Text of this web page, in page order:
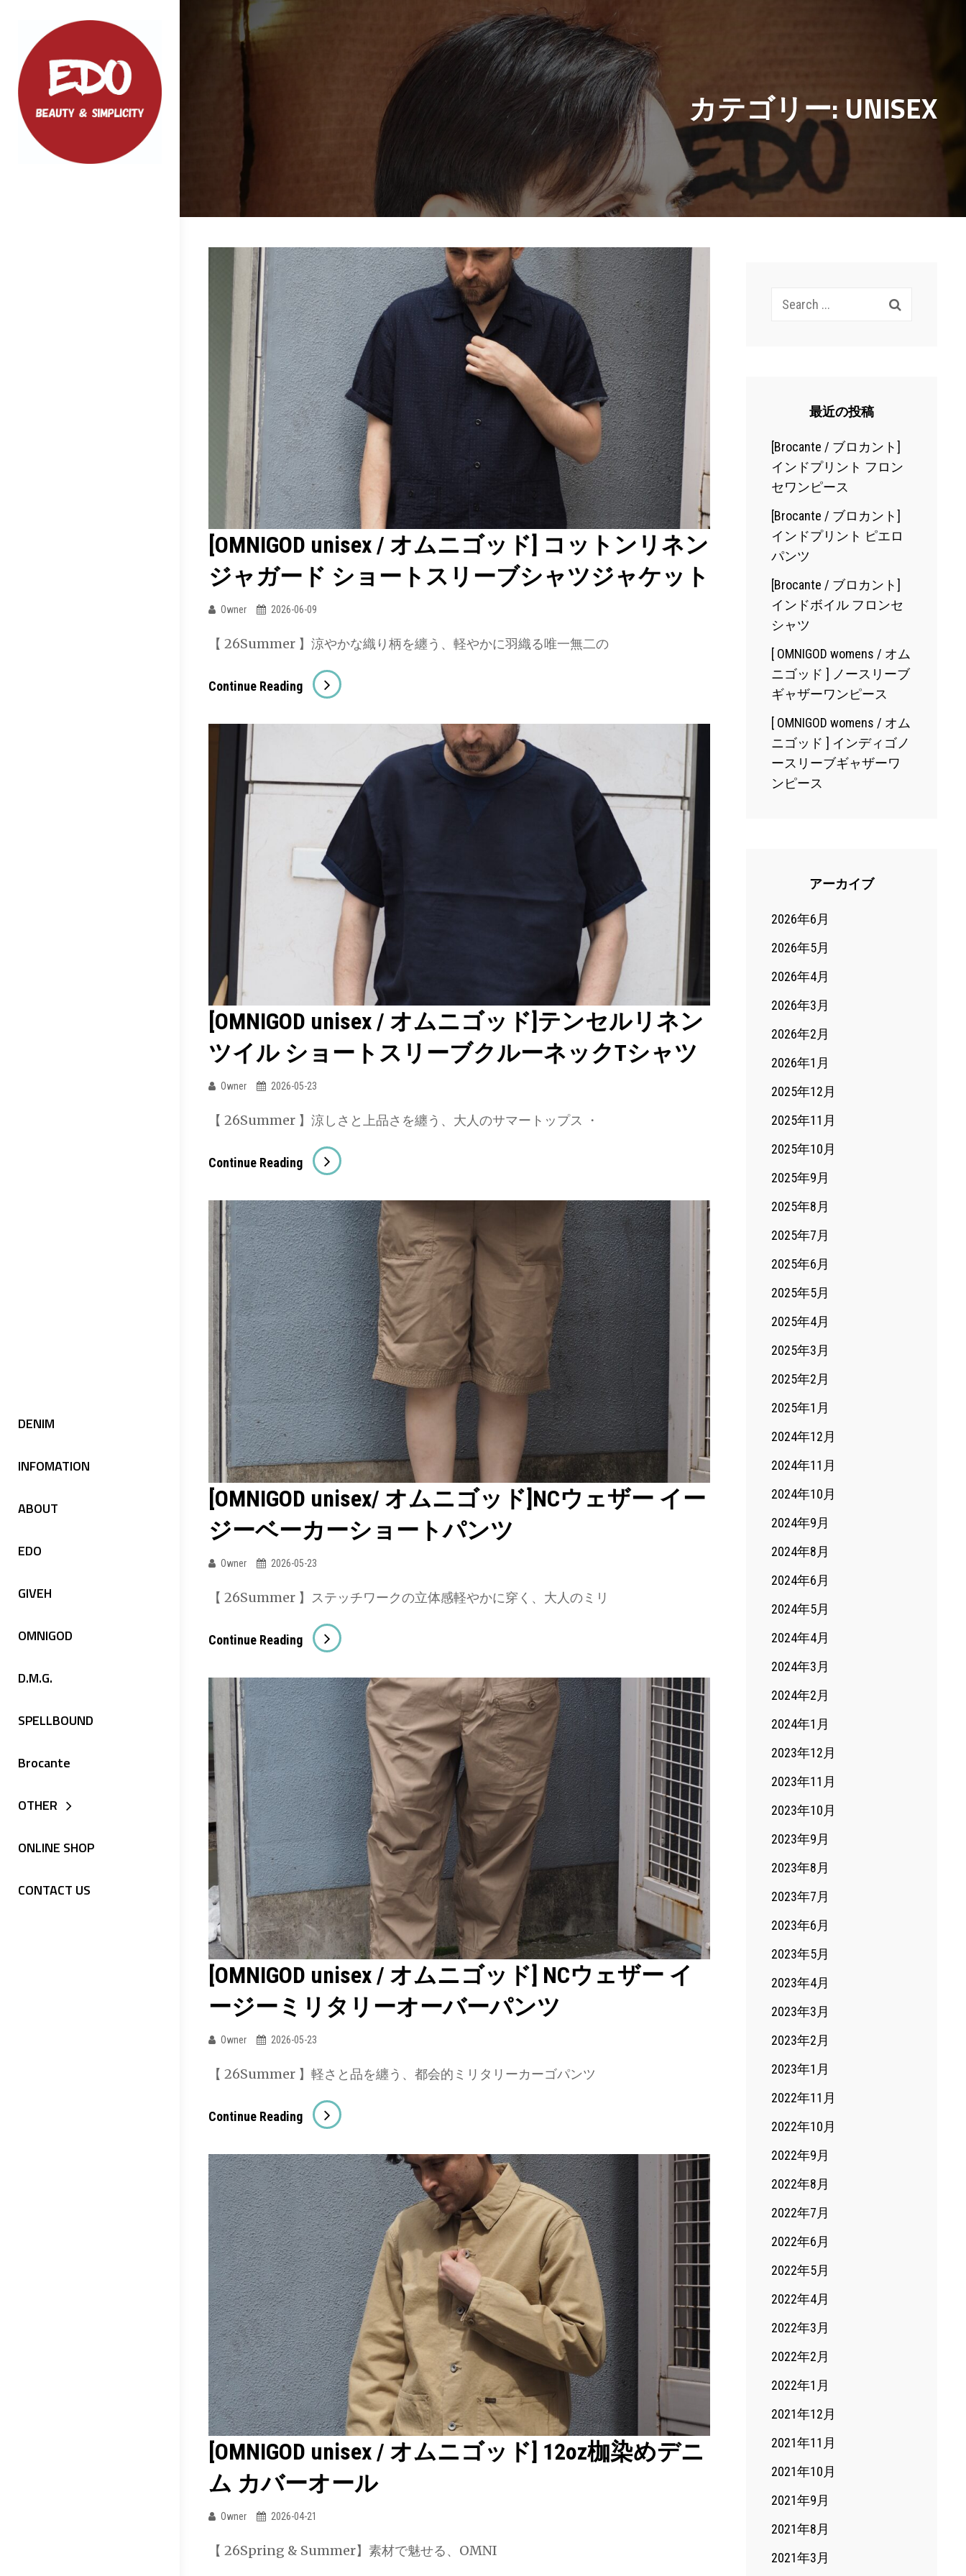
content
DENIM
INFOMATION
ABOUT
EDO
GIVEH
OMNIGOD
D.M.G.
SPELLBOUND
Brocante
OTHER
ONLINE SHOP
CONTACT US
カテゴリー: UNISEX
[OMNIGOD unisex / オムニゴッド] コットンリネン
ジャガード ショートスリーブシャツジャケット
Owner 2026-06-09
【 26Summer 】涼やかな織り柄を纏う、軽やかに羽織る唯一無二の
Continue Reading[OMNIGOD
Unisex
/
ニ
ド]
コ
ン
ジ
ャ
ー
ド
ョ
ト
ス
リ
ー
ブ
シ
ャ
ツ
ジ
ャ
ケ
ッ
ト
[OMNIGOD unisex / オムニゴッド]テンセルリネン
ツイル ショートスリーブクルーネックTシャツ
Owner 2026-05-23
【 26Summer 】涼しさと上品さを纏う、大人のサマートップス ・
Continue Reading[OMNIGOD
Unisex
/
オ
ム
ニ
ゴ
ッ
ド]
テ
ン
セ
ル
リ
ネ
ン
ツ
イ
ル
シ
ョ
ト
リ
ー
ブ
ク
ル
ー
ネ
ッ
ク
T
シ
ャ
ツ
[OMNIGOD unisex/ オムニゴッド]NCウェザー イー
ジーベーカーショートパンツ
Owner 2026-05-23
【 26Summer 】ステッチワークの立体感軽やかに穿く、大人のミリ
Continue Reading [OMNIGOD
Unisex/
オ
ム
ニ
ゴ
ッ
ド]NC
ウ
ェ
ザ
ー
イ
ー
ジ
ー
ベ
ー
カ
ー
シ
ョ
ー
パ
ン
ツ
[OMNIGOD unisex / オムニゴッド] NCウェザー イ
ージーミリタリーオーバーパンツ
Owner 2026-05-23
【 26Summer 】軽さと品を纏う、都会的ミリタリーカーゴパンツ
Continue Reading [OMNIGOD
Unisex
/
オ
ム
ニ
ゴ
ッ
ド]
NC
ウ
ェ
ザ
ー
イ
ー
ジ
ー
リ
[OMNIGOD unisex / オムニゴッド] 12oz枷染めデニ
ム カバーオール
Owner 2026-04-21
【 26Spring & Summer】素材で魅せる、OMNI
Search
最近の投稿
[Brocante / ブロカント]
インドプリント フロン
セワンピース
[Brocante / ブロカント]
インドプリント ピエロ
パンツ
[Brocante / ブロカント]
インドボイル フロンセ
シャツ
[ OMNIGOD womens / オム
ニゴッド ] ノースリーブ
ギャザーワンピース
[ OMNIGOD womens / オム
ニゴッド ] インディゴノ
ースリーブギャザーワ
ンピース
アーカイブ
2026年6月
2026年5月
2026年4月
2026年3月
2026年2月
2026年1月
2025年12月
2025年11月
2025年10月
2025年9月
2025年8月
2025年7月
2025年6月
2025年5月
2025年4月
2025年3月
2025年2月
2025年1月
2024年12月
2024年11月
2024年10月
2024年9月
2024年8月
2024年6月
2024年5月
2024年4月
2024年3月
2024年2月
2024年1月
2023年12月
2023年11月
2023年10月
2023年9月
2023年8月
2023年7月
2023年6月
2023年5月
2023年4月
2023年3月
2023年2月
2023年1月
2022年11月
2022年10月
2022年9月
2022年8月
2022年7月
2022年6月
2022年5月
2022年4月
2022年3月
2022年2月
2022年1月
2021年12月
2021年11月
2021年10月
2021年9月
2021年8月
2021年3月